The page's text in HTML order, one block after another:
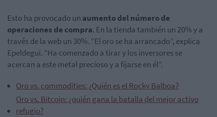
Esto ha provocado un aumento del número de
operaciones de compra. En la tienda también un 20% y a
través de la web un 30%. “El oro se ha arrancado”, explica
Epeldegui. “Ha comenzado a tirar y los inversores se
acercan a este metal precioso y a fijarse en él”.
Oro vs. commodities: ¿Quién es el Rocky Balboa?
Oro vs. Bitcoin: ¿quién gana la batalla del mejor activo
refugio?